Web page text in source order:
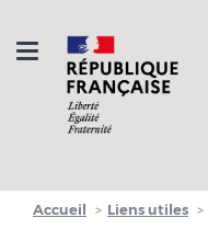
Toggle
navigation
Accueil Liens utiles